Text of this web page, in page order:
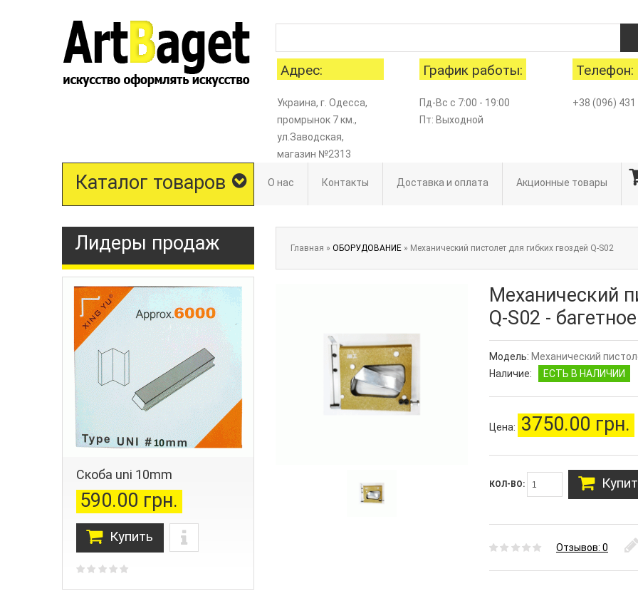
Адрес:
Украина, г. Одесса,
промрынок 7 км.,
ул.Заводская,
магазин №2313
График работы:
Пд-Вс с 7:00 - 19:00
Пт: Выходной
Телефон:
+38 (096) 431
Каталог товаров О нас Контакты Доставка и оплата Акционные товары
Лидеры продаж
Скоба uni 10mm
590.00 грн.
Купить
Главная » ОБОРУДОВАНИЕ » Механический пистолет для гибких гвоздей Q-S02
Механический
Q-S02 -
Модель: Механический
Наличие:
ЕСТЬ В НАЛИЧИИ
Цена: 3750.00 грн.
КОЛ-ВО:
Отзывов: 0